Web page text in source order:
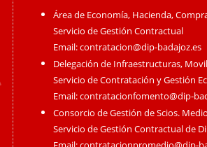
Área de Economía, Hacienda,
Servicio de Gestión Contractual
Email:contratacion@dip-badajoz.es
Delegación de Infraestructuras,
Servicio de Contratación y Gestión
Email:contratacionfomento@dip-
Consorcio de Gestión de Scios.
Servicio de Gestión Contractual de